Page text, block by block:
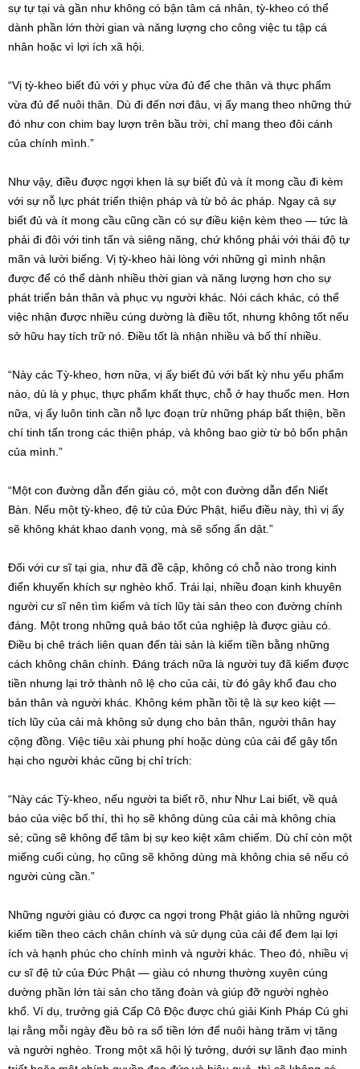
sự tự tại và gần như không có bận tâm cá nhân, tỳ-kheo có thể
dành phần lớn thời gian và năng lượng cho công việc tu tập cá
nhân hoặc vì lợi ích xã hội.
“Vị tỳ-kheo biết đủ với y phục vừa đủ để che thân và thực phẩm
vừa đủ để nuôi thân. Dù đi đến nơi đâu, vị ấy mang theo những thứ
đó như con chim bay lượn trên bầu trời, chỉ mang theo đôi cánh
của chính mình.”
Như vậy, điều được ngợi khen là sự biết đủ và ít mong cầu đi kèm
với sự nỗ lực phát triển thiện pháp và từ bỏ ác pháp. Ngay cả sự
biết đủ và ít mong cầu cũng cần có sự điều kiện kèm theo — tức là
phải đi đôi với tinh tấn và siêng năng, chứ không phải với thái độ tự
mãn và lười biếng. Vị tỳ-kheo hài lòng với những gì mình nhận
được để có thể dành nhiều thời gian và năng lượng hơn cho sự
phát triển bản thân và phục vụ người khác. Nói cách khác, có thể
việc nhận được nhiều cúng dường là điều tốt, nhưng không tốt nếu
sở hữu hay tích trữ nó. Điều tốt là nhận nhiều và bố thí nhiều.
“Này các Tỳ-kheo, hơn nữa, vị ấy biết đủ với bất kỳ nhu yếu phẩm
nào, dù là y phục, thực phẩm khất thực, chỗ ở hay thuốc men. Hơn
nữa, vị ấy luôn tinh cần nỗ lực đoạn trừ những pháp bất thiện, bền
chí tinh tấn trong các thiện pháp, và không bao giờ từ bỏ bổn phận
của mình.”
“Một con đường dẫn đến giàu có, một con đường dẫn đến Niết
Bàn. Nếu một tỳ-kheo, đệ tử của Đức Phật, hiểu điều này, thì vị ấy
sẽ không khát khao danh vọng, mà sẽ sống ẩn dật.”
Đối với cư sĩ tại gia, như đã đề cập, không có chỗ nào trong kinh
điển khuyến khích sự nghèo khổ. Trái lại, nhiều đoạn kinh khuyên
người cư sĩ nên tìm kiếm và tích lũy tài sản theo con đường chính
đáng. Một trong những quả báo tốt của nghiệp là được giàu có.
Điều bị chê trách liên quan đến tài sản là kiếm tiền bằng những
cách không chân chính. Đáng trách nữa là người tuy đã kiếm được
tiền nhưng lại trở thành nô lệ cho của cải, từ đó gây khổ đau cho
bản thân và người khác. Không kém phần tồi tệ là sự keo kiệt —
tích lũy của cải mà không sử dụng cho bản thân, người thân hay
cộng đồng. Việc tiêu xài phung phí hoặc dùng của cải để gây tổn
hại cho người khác cũng bị chỉ trích:
“Này các Tỳ-kheo, nếu người ta biết rõ, như Như Lai biết, về quả
báo của việc bố thí, thì họ sẽ không dùng của cải mà không chia
sẻ; cũng sẽ không để tâm bị sự keo kiệt xâm chiếm. Dù chỉ còn một
miếng cuối cùng, họ cũng sẽ không dùng mà không chia sẻ nếu có
người cùng cần.”
Những người giàu có được ca ngợi trong Phật giáo là những người
kiếm tiền theo cách chân chính và sử dụng của cải để đem lại lợi
ích và hạnh phúc cho chính mình và người khác. Theo đó, nhiều vị
cư sĩ đệ tử của Đức Phật — giàu có nhưng thường xuyên cúng
dường phần lớn tài sản cho tăng đoàn và giúp đỡ người nghèo
khổ. Ví dụ, trưởng giả Cấp Cô Độc được chú giải Kinh Pháp Cú ghi
lại rằng mỗi ngày đều bỏ ra số tiền lớn để nuôi hàng trăm vị tăng
và người nghèo. Trong một xã hội lý tưởng, dưới sự lãnh đạo minh